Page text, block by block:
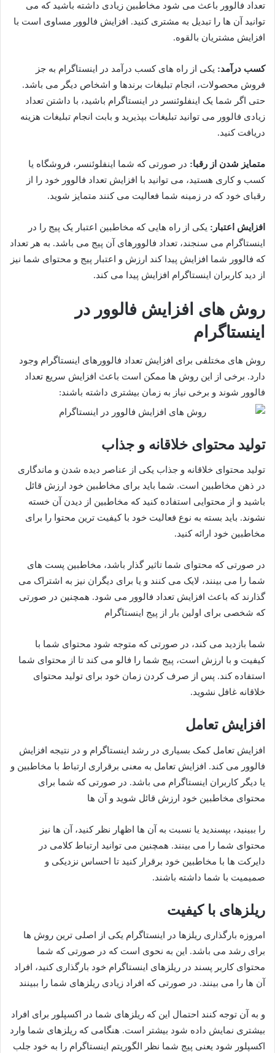
تعداد فالوور باعث می شود مخاطبین زیادی داشته باشید که می
توانید آن ها را تبدیل به مشتری کنید. افزایش فالوور مساوی است با
افزایش مشتریان بالقوه.
کسب درآمد: یکی از راه های کسب درآمد در اینستاگرام به جز
فروش محصولات، انجام تبلیغات برندها و اشخاص دیگر می باشد.
حتی اگر شما یک اینفلوئنسر در اینستاگرام باشید، با داشتن تعداد
زیادی فالوور می توانید تبلیغات بپذیرید و بابت انجام تبلیغات هزینه
دریافت کنید.
متمایز شدن از رقبا: در صورتی که شما اینفلوئنسر، فروشگاه یا
کسب و کاری هستید، می توانید با افزایش تعداد فالوور خود را از
رقبای خود که در زمینه شما فعالیت می کنند متمایز شوید.
افزایش اعتبار: یکی از راه هایی که مخاطبین اعتبار یک پیج را در
اینستاگرام می سنجند، تعداد فالوورهای آن پیج می باشد. به هر تعداد
که فالوور شما افزایش پیدا کند ارزش و اعتبار پیج و محتوای شما نیز
از دید کاربران اینستاگرام افزایش پیدا می کند.
روش های افزایش فالوور در
اینستاگرام
روش های مختلفی برای افزایش تعداد فالوورهای اینستاگرام وجود
دارد. برخی از این روش ها ممکن است باعث افزایش سریع تعداد
فالوور شوند و برخی نیاز به زمان بیشتری داشته باشند:
تولید محتوای خلاقانه و جذاب
تولید محتوای خلاقانه و جذاب یکی از عناصر دیده شدن و ماندگاری
در ذهن مخاطبین است. شما باید برای مخاطبین خود ارزش قائل
باشید و از محتوایی استفاده کنید که مخاطبین از دیدن آن خسته
نشوند. باید بسته به نوع فعالیت خود با کیفیت ترین محتوا را برای
مخاطبین خود ارائه کنید.
در صورتی که محتوای شما تاثیر گذار باشد، مخاطبین پست های
شما را می بینند، لایک می کنند و یا برای دیگران نیز به اشتراک می
گذارند که باعث افزایش تعداد فالوور می شود. همچنین در صورتی
که شخصی برای اولین بار از پیج اینستاگرام
شما بازدید می کند، در صورتی که متوجه شود محتوای شما با
کیفیت و با ارزش است، پیج شما را فالو می کند تا از محتوای شما
استفاده کند. پس از صرف کردن زمان خود برای تولید محتوای
خلاقانه غافل نشوید.
افزایش تعامل
افزایش تعامل کمک بسیاری در رشد اینستاگرام و در نتیجه افزایش
فالوور می کند. افزایش تعامل به معنی برقراری ارتباط با مخاطبین و
یا دیگر کاربران اینستاگرام می باشد. در صورتی که شما برای
محتوای مخاطبین خود ارزش قائل شوید و آن ها
را ببینید، بپسندید یا نسبت به آن ها اظهار نظر کنید، آن ها نیز
محتوای شما را می بینند. همچنین می توانید ارتباط کلامی در
دایرکت ها با مخاطبین خود برقرار کنید تا احساس نزدیکی و
صمیمیت با شما داشته باشند.
ریلزهای با کیفیت
امروزه بارگذاری ریلزها در اینستاگرام یکی از اصلی ترین روش ها
برای رشد می باشد. این به نحوی است که در صورتی که شما
محتوای کاربر پسند در ریلزهای اینستاگرام خود بارگذاری کنید، افراد
آن ها را می بینند. در صورتی که افراد زیادی ریلزهای شما را ببینند
و به آن توجه کنند احتمال این که ریلزهای شما در اکسپلور برای افراد
بیشتری نمایش داده شود بیشتر است. هنگامی که ریلزهای شما وارد
اکسپلور شود یعنی پیج شما نظر الگوریتم اینستاگرام را به خود جلب